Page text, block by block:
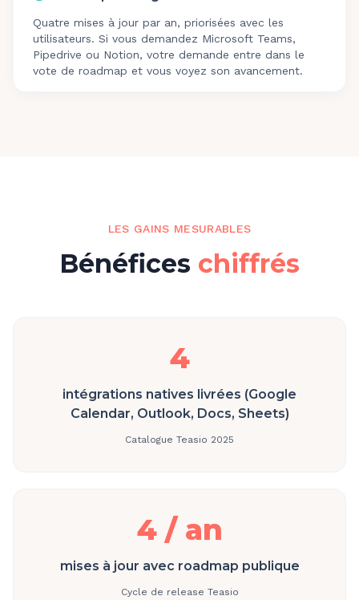
Quatre mises à jour par an, priorisées avec les
utilisateurs. Si vous demandez Microsoft Teams,
Pipedrive ou Notion, votre demande entre dans le
vote de roadmap et vous voyez son avancement.
LES GAINS MESURABLES
Bénéfices chiffrés
4
intégrations natives livrées (Google
Calendar, Outlook, Docs, Sheets)
Catalogue Teasio 2025
4 / an
mises à jour avec roadmap publique
Cycle de release Teasio